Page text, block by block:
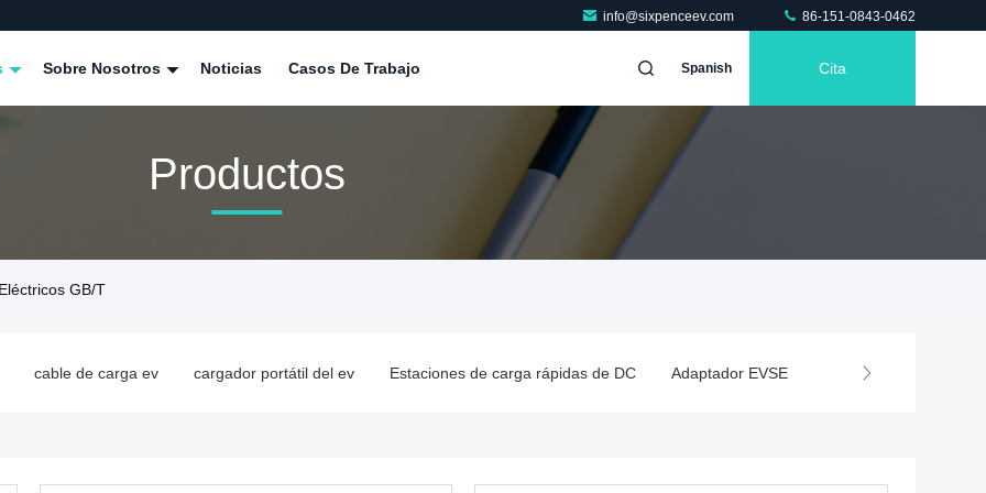
info@sixpenceev.com 86-151-0843-0462
Sobre Nosotros Noticias Casos De Trabajo Spanish Cita
Productos
GB/T
cable de carga ev cargador portátil del ev Estaciones de carga rápidas de DC Adaptador EVSE Accesorios de carga